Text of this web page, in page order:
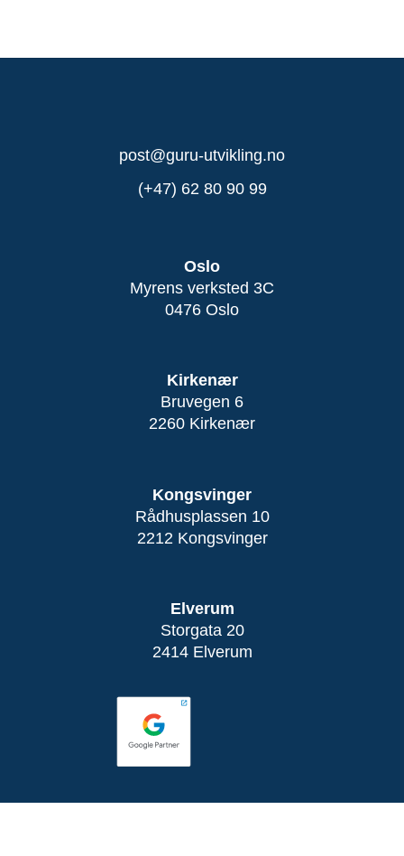
post@guru-utvikling.no
(+47) 62 80 90 99
Oslo
Myrens verksted 3C
0476 Oslo
Kirkenær
Bruvegen 6
2260 Kirkenær
Kongsvinger
Rådhusplassen 10
2212 Kongsvinger
Elverum
Storgata 20
2414 Elverum